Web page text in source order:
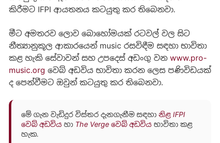
කිරීමට IFPI ආයතනය කටයුතු කර තිබෙනවා.
මීට අමතරව ලොව බොහෝමයක් රටවල් වල සිට
නීත්‍යානුකූල ආකාරයෙන් music රසවිඳීම සඳහා භාවිතා
කළ හැකි සේවාවන් සහ උපදෙස් අඩංගු වන www.pro-
music.org වෙබ් අඩවිය භාවිතා කරන ලෙස පණිවිඩයක්
ද පෙන්වීමට ඔවුන් කටයුතු කර තිබෙනවා.
මේ ගැන වැඩිදුර විස්තර දැනගැනීම සඳහා නිළ IFPI
වෙබ් අඩවියහා The Verge වෙබ් අඩවියභාවිතා කළ
හැක.